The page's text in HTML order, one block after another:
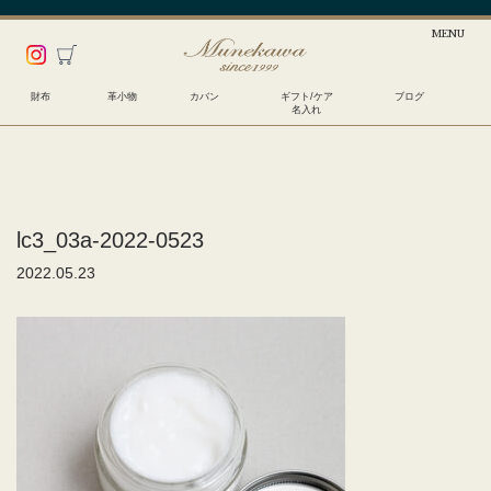
財布 革小物 カバン
ギフト/ケア
名入れ
ブログ
lc3_03a-2022-0523
2022.05.23